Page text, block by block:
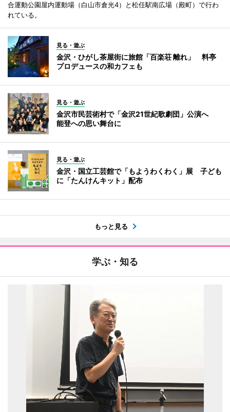
合運動公園屋内運動場（白山市倉光4）と松任駅南広場（殿町）で行わ
れている。
見る・遊ぶ
金沢・ひがし茶屋街に旅館「百楽荘 離れ」 料亭
プロデュースの和カフェも
見る・遊ぶ
金沢市民芸術村で「金沢21世紀歌劇団」公演へ
能登への思い舞台に
見る・遊ぶ
金沢・国立工芸館で「もようわくわく」展 子ども
に「たんけんキット」配布
もっと見る
学ぶ・知る